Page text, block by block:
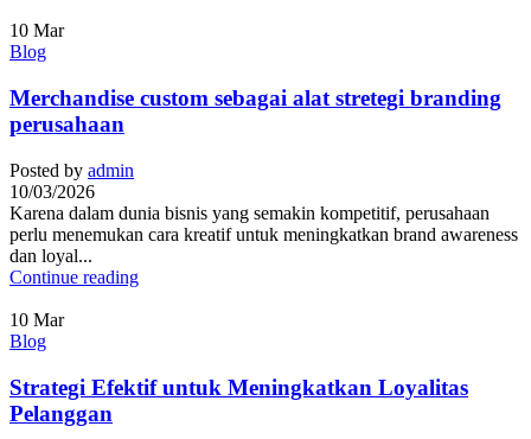
10 Mar
Blog
Merchandise custom sebagai alat stretegi branding
perusahaan
Posted by admin
10/03/2026
Karena dalam dunia bisnis yang semakin kompetitif, perusahaan
perlu menemukan cara kreatif untuk meningkatkan brand awareness
dan loyal...
Continue reading
10 Mar
Blog
Strategi Efektif untuk Meningkatkan Loyalitas
Pelanggan